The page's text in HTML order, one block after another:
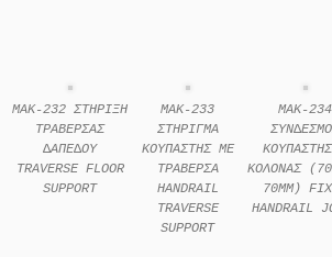
MAK-232 ΣΤΗΡΙΞΗ
ΤΡΑΒΕΡΣΑΣ
∆ΑΠΕ∆ΟΥ
TRAVERSE FLOOR
SUPPORT
MAK-233
ΣΤΗΡΙΓΜΑ
ΚΟΥΠΑΣΤΗΣ ΜΕ
ΤΡΑΒΕΡΣΑ
HANDRAIL
TRAVERSE
SUPPORT
MAK-234
ΚΟΛΟΝΑΣ
70MM)
HANDRAIL